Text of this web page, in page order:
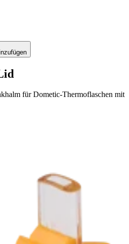
für Dometic-Thermoflaschen mit